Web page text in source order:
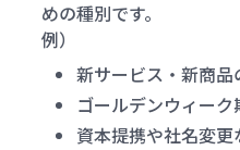
めの種別です。
例）
新サービス・新商品
ゴールデンウィー
資本提携や社名変